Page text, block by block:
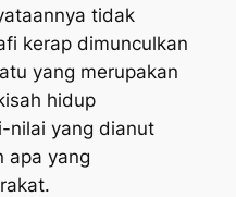
tidak
kerap dimunculkan
yang merupakan
hidup
nilai yang dianut
apa yang